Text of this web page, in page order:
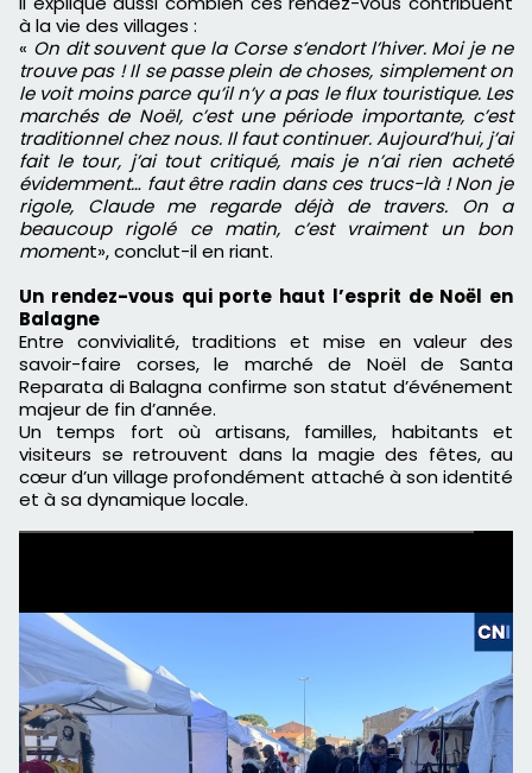
à la vie des villages :
« On dit souvent que la Corse s’endort l’hiver. Moi je ne
trouve pas ! Il se passe plein de choses, simplement on
le voit moins parce qu’il n’y a pas le flux touristique. Les
marchés de Noël, c’est une période importante, c’est
traditionnel chez nous. Il faut continuer. Aujourd’hui, j’ai
fait le tour, j’ai tout critiqué, mais je n’ai rien acheté
évidemment… faut être radin dans ces trucs-là ! Non je
rigole, Claude me regarde déjà de travers. On a
beaucoup rigolé ce matin, c’est vraiment un bon
moment», conclut-il en riant.
Un rendez-vous qui porte haut l’esprit de Noël en
Balagne
Entre convivialité, traditions et mise en valeur des
savoir-faire corses, le marché de Noël de Santa
Reparata di Balagna confirme son statut d’événement
majeur de fin d’année.
Un temps fort où artisans, familles, habitants et
visiteurs se retrouvent dans la magie des fêtes, au
cœur d’un village profondément attaché à son identité
et à sa dynamique locale.